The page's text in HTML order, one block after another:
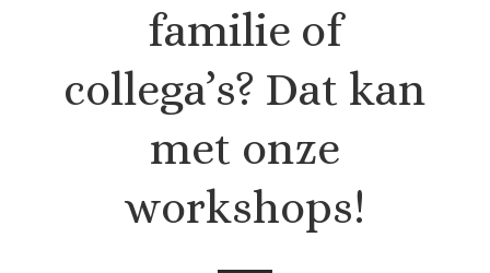
familie of
collega’s? Dat kan
met onze
workshops!